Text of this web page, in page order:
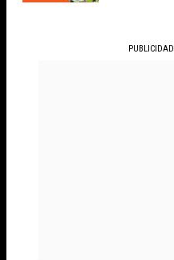
PUBLICIDAD